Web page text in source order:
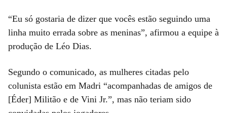
“Eu só gostaria de dizer que vocês estão seguindo uma
linha muito errada sobre as meninas”, afirmou a equipe à
produção de Léo Dias.
Segundo o comunicado, as mulheres citadas pelo
colunista estão em Madri “acompanhadas de amigos de
[Éder] Militão e de Vini Jr.”, mas não teriam sido